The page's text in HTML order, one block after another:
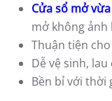
Cửa sổ mở
mở không
Thuận tiện
Dễ vệ sinh,
Bền bỉ với thời